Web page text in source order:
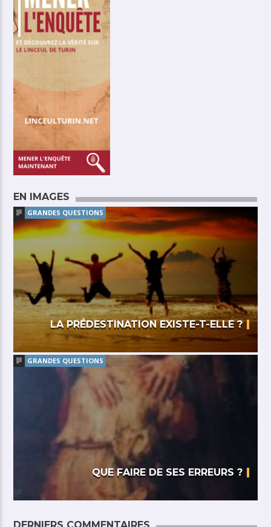
EN IMAGES
GRANDES QUESTIONS
LA PRÉDESTINATION EXISTE-T-ELLE ?
GRANDES QUESTIONS
QUE FAIRE DE SES ERREURS ?